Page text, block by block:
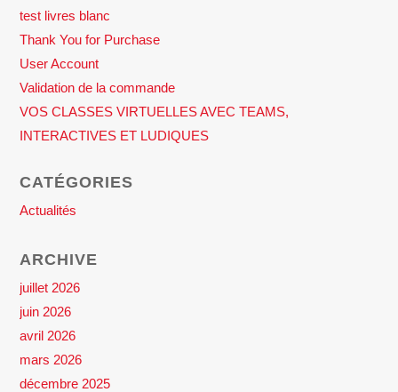
test livres blanc
Thank You for Purchase
User Account
Validation de la commande
VOS CLASSES VIRTUELLES AVEC TEAMS,
INTERACTIVES ET LUDIQUES
CATÉGORIES
Actualités
ARCHIVE
juillet 2026
juin 2026
avril 2026
mars 2026
décembre 2025